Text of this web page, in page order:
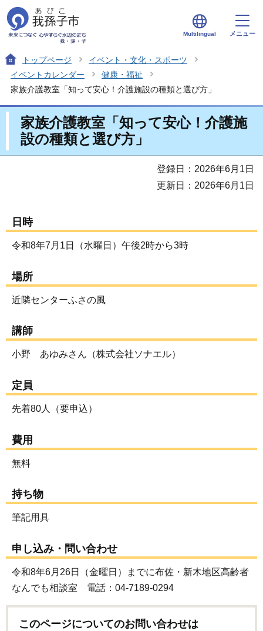
Multilingual メニュー
トップページ
イベント・文化・スポーツ
イベントカレンダー
健康・福祉
家族介護教室「知って安心！介護施設の種類と選び方」
家族介護教室「知って安心！介護施
設の種類と選び方」
登録日：2026年6月1日
更新日：2026年6月1日
日時
令和8年7月1日（水曜日）午後2時から3時
場所
近隣センターふさの風
講師
小野 あゆみさん（株式会社ソナエル）
定員
先着80人（要申込）
費用
無料
持ち物
筆記用具
申し込み・問い合わせ
令和8年6月26日（金曜日）までに布佐・新木地区高齢者
なんでも相談室 電話：04-7189-0294
このページについてのお問い合わせは